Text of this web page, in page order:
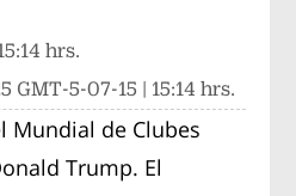
hrs.
GMT-5-07-15 | 15:14 hrs.
Mundial de Clubes
Trump. El